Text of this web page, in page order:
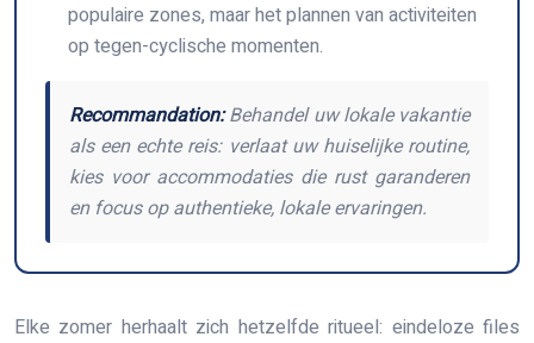
populaire zones, maar het plannen van activiteiten
op tegen-cyclische momenten.
Recommandation:Behandel uw lokale vakantie
als een echte reis: verlaat uw huiselijke routine,
kies voor accommodaties die rust garanderen
en focus op authentieke, lokale ervaringen.
Elke zomer herhaalt zich hetzelfde ritueel: eindeloze files